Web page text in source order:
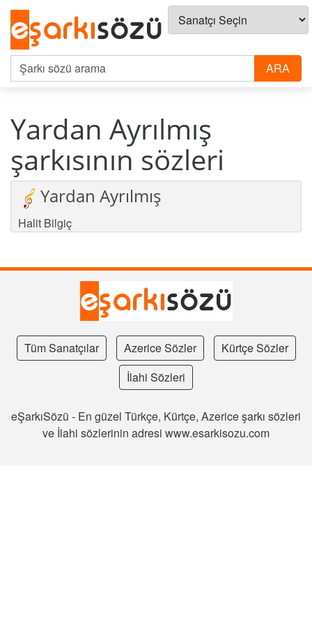
Yardan Ayrılmış
şarkısının sözleri
Yardan Ayrılmış
Halit Bilgiç
Tüm Sanatçılar Azerice Sözler
Kürtçe Sözler
İlahi Sözleri
eŞarkıSözü - En güzel Türkçe, Kürtçe, Azerice şarkı sözleri
ve İlahi sözlerinin adresi www.esarkisozu.com